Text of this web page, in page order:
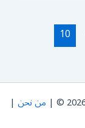
10
من نحن |